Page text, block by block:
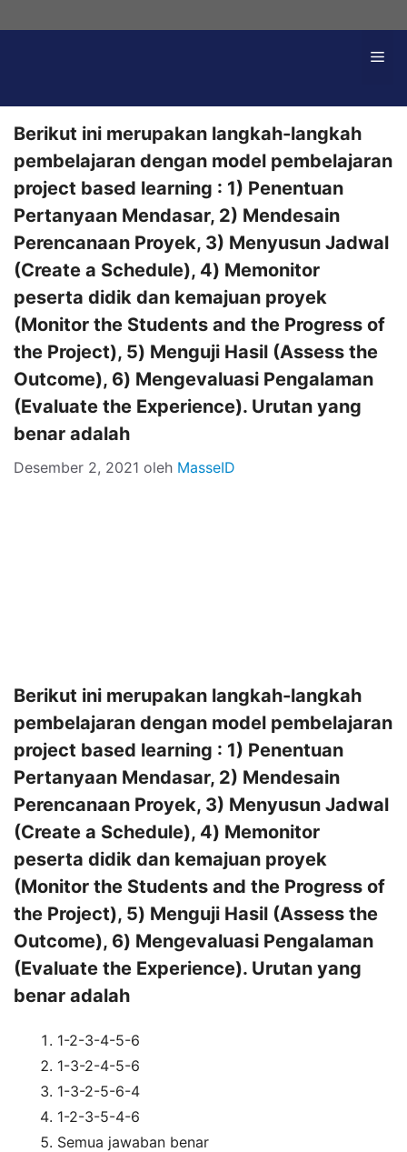
Berikut ini merupakan langkah-langkah
pembelajaran dengan model pembelajaran
project based learning : 1) Penentuan
Pertanyaan Mendasar, 2) Mendesain
Perencanaan Proyek, 3) Menyusun Jadwal
(Create a Schedule), 4) Memonitor
peserta didik dan kemajuan proyek
(Monitor the Students and the Progress of
the Project), 5) Menguji Hasil (Assess the
Outcome), 6) Mengevaluasi Pengalaman
(Evaluate the Experience). Urutan yang
benar adalah
Desember 2, 2021 oleh MasseID
Berikut ini merupakan langkah-langkah
pembelajaran dengan model pembelajaran
project based learning : 1) Penentuan
Pertanyaan Mendasar, 2) Mendesain
Perencanaan Proyek, 3) Menyusun Jadwal
(Create a Schedule), 4) Memonitor
peserta didik dan kemajuan proyek
(Monitor the Students and the Progress of
the Project), 5) Menguji Hasil (Assess the
Outcome), 6) Mengevaluasi Pengalaman
(Evaluate the Experience). Urutan yang
benar adalah
1-2-3-4-5-6
1-3-2-4-5-6
1-3-2-5-6-4
1-2-3-5-4-6
Semua jawaban benar